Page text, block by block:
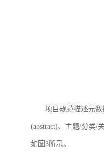
项目规范描述元
(abstract)、主题/分类/
如图3所示。